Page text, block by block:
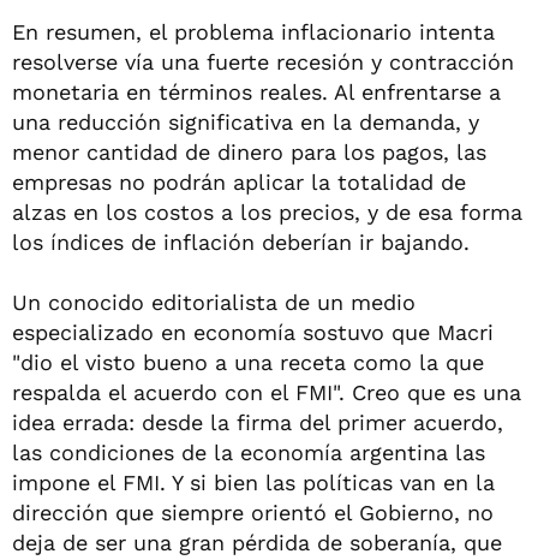
En resumen, el problema inflacionario intenta
resolverse vía una fuerte recesión y contracción
monetaria en términos reales. Al enfrentarse a
una reducción significativa en la demanda, y
menor cantidad de dinero para los pagos, las
empresas no podrán aplicar la totalidad de
alzas en los costos a los precios, y de esa forma
los índices de inflación deberían ir bajando.
Un conocido editorialista de un medio
especializado en economía sostuvo que Macri
"dio el visto bueno a una receta como la que
respalda el acuerdo con el FMI". Creo que es una
idea errada: desde la firma del primer acuerdo,
las condiciones de la economía argentina las
impone el FMI. Y si bien las políticas van en la
dirección que siempre orientó el Gobierno, no
deja de ser una gran pérdida de soberanía, que